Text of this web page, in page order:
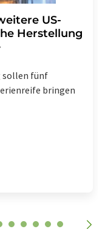
US-
Herstellung
sollen fünf
bringen